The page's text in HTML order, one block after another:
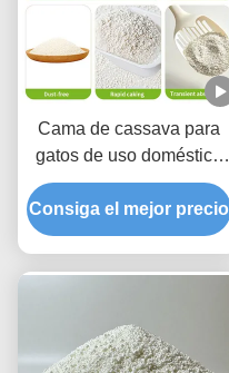
Cama de cassava para
gatos de uso doméstico
de primera calidad
Texturas ligeras con
capacidad de
Consiga el mejor precio